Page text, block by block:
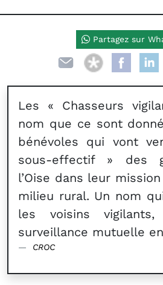
Les « Chasseurs
nom que ce sont
bénévoles qui vont
sous-effectif » des
l’Oise dans leur
milieu rural. Un nom
les voisins
surveillance mutuelle
CROC
Partagez sur